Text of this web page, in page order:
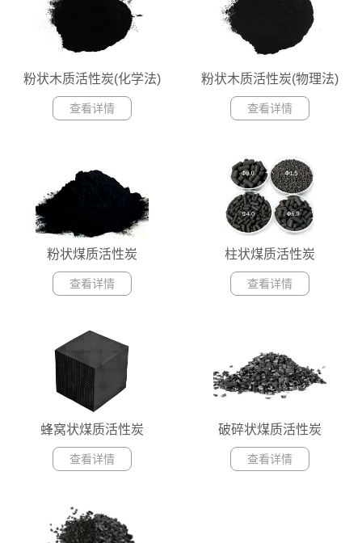
粉状木质活性炭(化学法)
查看详情
粉状木质活性炭(物理法)
查看详情
粉状煤质活性炭
查看详情
柱状煤质活性炭
查看详情
蜂窝状煤质活性炭
查看详情
破碎状煤质活性炭
查看详情